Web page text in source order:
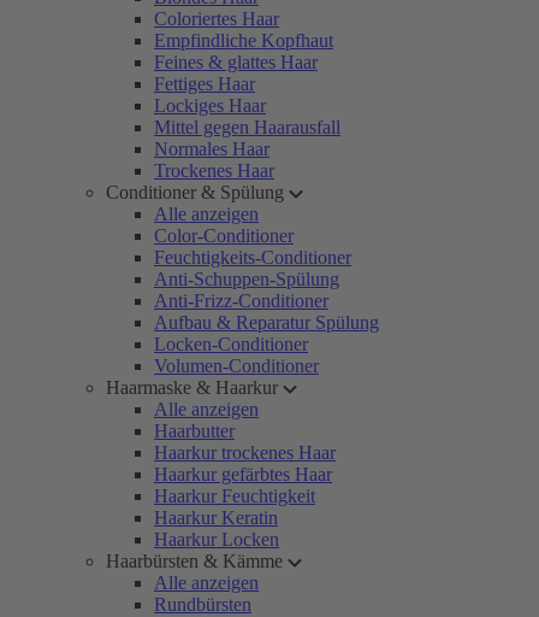
Coloriertes Haar
Empfindliche Kopfhaut
Feines & glattes Haar
Fettiges Haar
Lockiges Haar
Mittel gegen Haarausfall
Normales Haar
Trockenes Haar
Conditioner & Spülung
Alle anzeigen
Color-Conditioner
Feuchtigkeits-Conditioner
Anti-Schuppen-Spülung
Anti-Frizz-Conditioner
Aufbau & Reparatur Spülung
Locken-Conditioner
Volumen-Conditioner
Haarmaske & Haarkur
Alle anzeigen
Haarbutter
Haarkur trockenes Haar
Haarkur gefärbtes Haar
Haarkur Feuchtigkeit
Haarkur Keratin
Haarkur Locken
Haarbürsten & Kämme
Alle anzeigen
Rundbürsten